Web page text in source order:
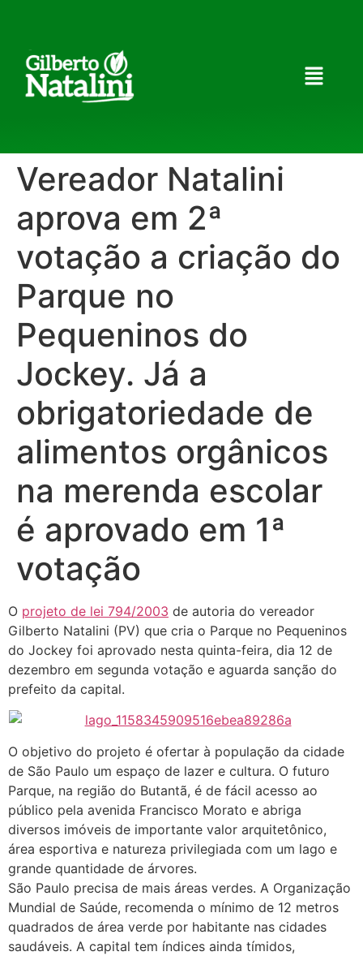
Vereador Natalini
aprova em 2ª
votação a criação do
Parque no
Pequeninos do
Jockey. Já a
obrigatoriedade de
alimentos orgânicos
na merenda escolar
é aprovado em 1ª
votação
O projeto de lei 794/2003 de autoria do vereador
Gilberto Natalini (PV) que cria o Parque no Pequeninos
do Jockey foi aprovado nesta quinta-feira, dia 12 de
dezembro em segunda votação e aguarda sanção do
prefeito da capital.
O objetivo do projeto é ofertar à população da cidade
de São Paulo um espaço de lazer e cultura. O futuro
Parque, na região do Butantã, é de fácil acesso ao
público pela avenida Francisco Morato e abriga
diversos imóveis de importante valor arquitetônico,
área esportiva e natureza privilegiada com um lago e
grande quantidade de árvores.
São Paulo precisa de mais áreas verdes. A Organização
Mundial de Saúde, recomenda o mínimo de 12 metros
quadrados de área verde por habitante nas cidades
saudáveis. A capital tem índices ainda tímidos,